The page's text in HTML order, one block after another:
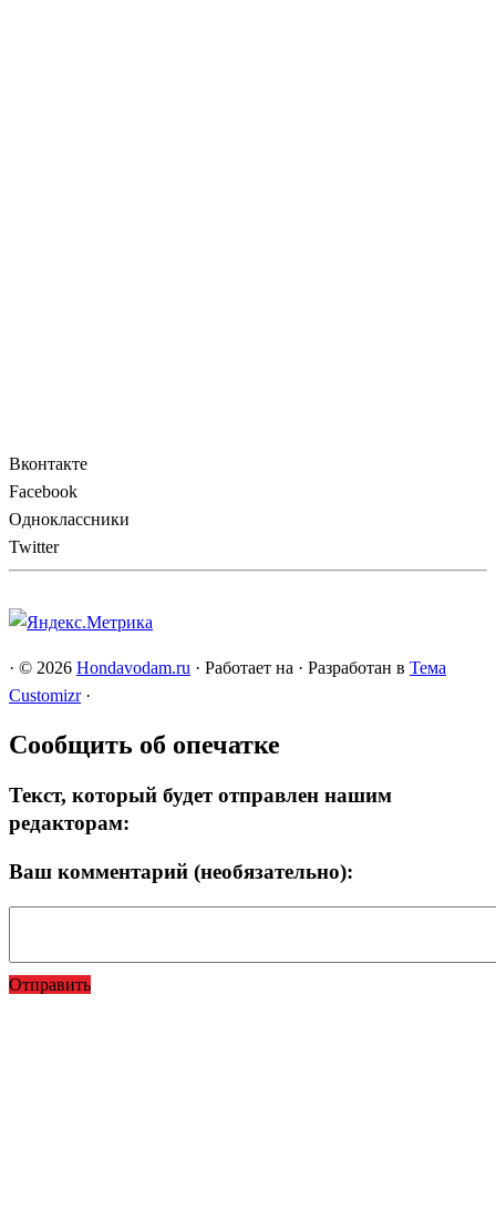
Вконтакте
Facebook
Одноклассники
Twitter
· © 2026 Hondavodam.ru · Работает на · Разработан в Тема
Customizr ·
Сообщить об опечатке
Текст, который будет отправлен нашим
редакторам:
Ваш комментарий (необязательно):
Отправить